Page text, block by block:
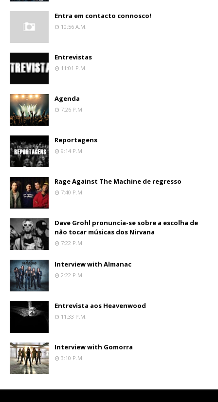
Entra em contacto connosco!
10:56 A.m.
Entrevistas
11:01 P.m.
Agenda
7:26 P.m.
Reportagens
9:14 P.m.
Rage Against The Machine de regresso
7:40 P.m.
Dave Grohl pronuncia-se sobre a escolha de
não tocar músicas dos Nirvana
7:22 P.m.
Interview with Almanac
2:22 P.m.
Entrevista aos Heavenwood
11:33 P.m.
Interview with Gomorra
3:10 P.m.